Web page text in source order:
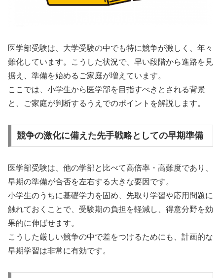
医学部受験は、大学受験の中でも特に競争が激しく、年々
難化しています。こうした状況で、早い段階から進路を見
据え、準備を始めるご家庭が増えています。
ここでは、小学生から医学部を目指すべきとされる背景
と、ご家庭が判断するうえでのポイントを解説します。
競争の激化に備えた先手戦略としての早期準備
医学部受験は、他の学部と比べて高倍率・高難度であり、
早期の準備が合否を左右する大きな要因です。
小学生のうちに基礎学力を固め、先取り学習や応用問題に
触れておくことで、受験期の負担を軽減し、得意分野を効
果的に伸ばせます。
こうした厳しい競争の中で差をつけるためにも、計画的な
早期学習は非常に有効です。